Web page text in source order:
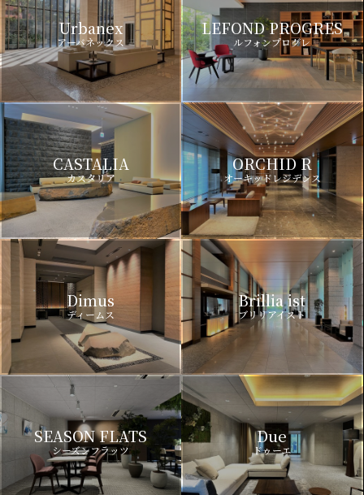
Urbanex
アーバネックス
LEFOND PROGRES
ルフォンプログレ
CASTALIA
カスタリア
ORCHID R
オーキッドレジデンス
Dimus
ディームス
Brillia ist
ブリリアイスト
SEASON FLATS
シーズンフラッツ
Due
ドゥーエ